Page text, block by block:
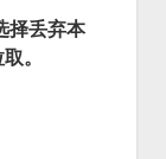
择丢弃本
。